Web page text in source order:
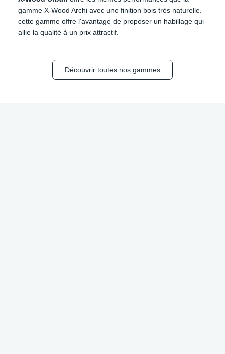
gamme X-Wood Archi avec une finition bois très naturelle.
cette gamme offre l'avantage de proposer un habillage qui
allie la qualité à un prix attractif.
Découvrir toutes nos gammes